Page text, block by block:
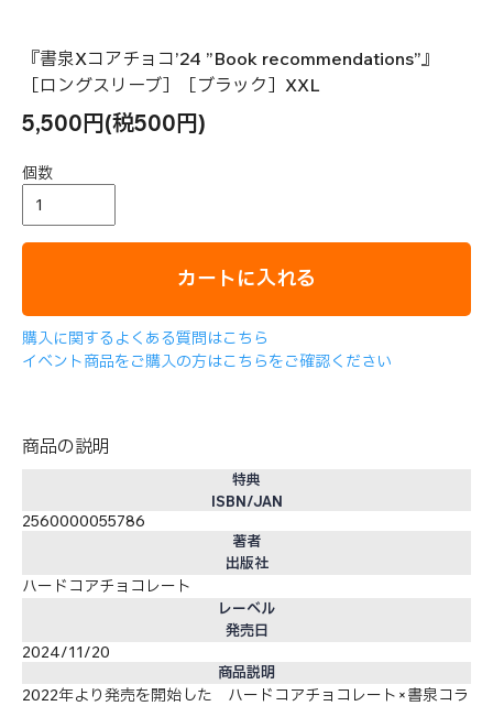
『書泉Xコアチョコ’24 ”Book recommendations”』
［ロングスリーブ］［ブラック］XXL
5,500円(税500円)
個数
カートに入れる
購入に関するよくある質問はこちら
イベント商品をご購入の方はこちらをご確認ください
商品の説明
特典
ISBN/JAN
2560000055786
著者
出版社
ハードコアチョコレート
レーベル
発売日
2024/11/20
商品説明
2022年より発売を開始した ハードコアチョコレート×書泉コラ